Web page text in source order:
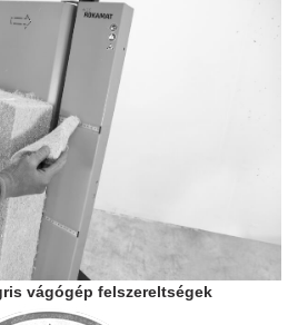
vágógép felszereltségek